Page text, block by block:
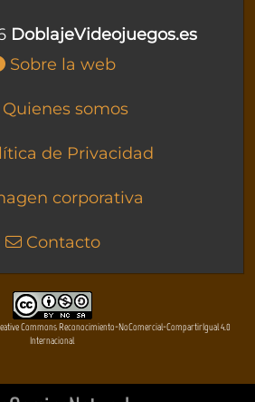
DoblajeVideojuegos.es
Sobre la web
somos
de Privacidad
corporativa
Contacto
Commons Reconocimiento-NoComercial-CompartirIgual 4.0
Internacional